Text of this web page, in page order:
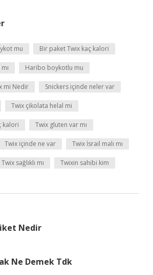
mu Bir paket Twix kaç kalori
Haribo boykotlu mu
mi Nedir Snickers içinde neler var
Twix çikolata helal mi
kalori Twix gluten var mı
Twix içinde ne var Twix İsrail malı mı
Twix sağlıklı mı Twixin sahibi kim
Nedir
Ne Demek Tdk